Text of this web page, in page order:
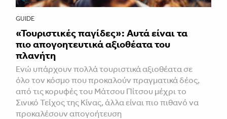
GUIDE
«Τουριστικές παγίδες»: Αυτά είναι τα
πιο απογοητευτικά αξιοθέατα του
πλανήτη
Ενώ υπάρχουν πολλά τουριστικά αξιοθέατα σε
όλο τον κόσμο που προκαλούν πραγματικά δέος,
από τις κορυφές του Μάτσου Πίτσου μέχρι το
Σινικό Τείχος της Κίνας, άλλα είναι πιο πιθανό να
προκαλέσουν απογοήτευση